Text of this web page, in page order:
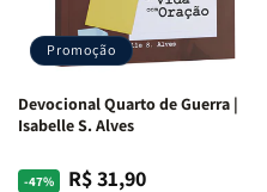
Promoção
Devocional Quarto de Guerra |
Isabelle S. Alves
-47%
Preço
PreçoR$ 31,90